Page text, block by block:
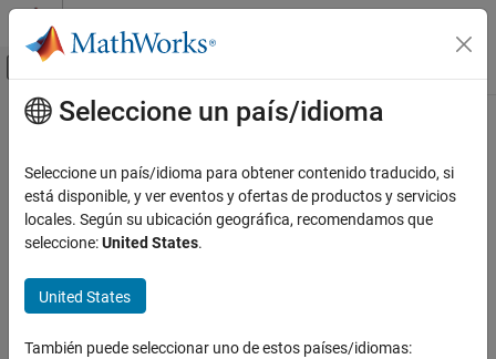
Saltar al contenido
Mostrar/ocultar menú de navegación
Inicio de Documentación
Contenido principal
How useful was this information?
Seleccione un país/idioma
Seleccione un país/idioma para obtener contenido traducido, si
está disponible, y ver eventos y ofertas de productos y servicios
locales. Según su ubicación geográfica, recomendamos que
seleccione:United States.
United States
También puede seleccionar uno de estos países/idiomas: